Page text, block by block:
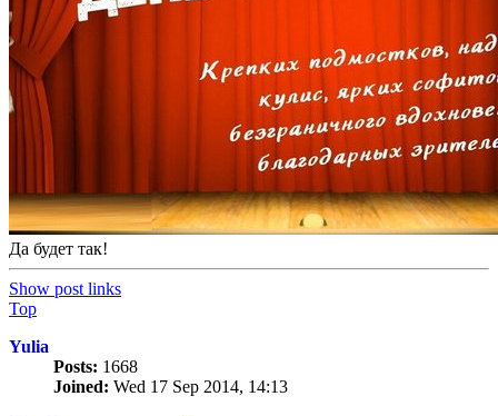
Да будет так!
Show post links
Top
Yulia
Posts: 1668
Joined: Wed 17 Sep 2014, 14:13